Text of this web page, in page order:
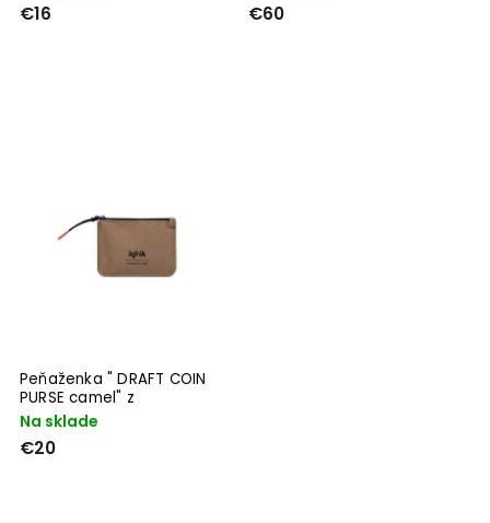
€16 €60
Peňaženka " DRAFT COIN
PURSE camel" z
recyklovaných PET fliaš
Na sklade
€20